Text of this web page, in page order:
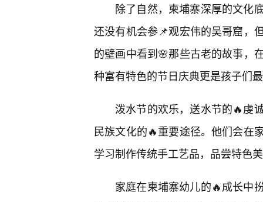
除了自然，柬埔寨深厚的文化
还没有机会参📌观宏伟的吴哥窟，
的壁画中看到🌸那些古老的故事，
种富有特色的节日庆典更是孩子们最
泼水节的欢乐，送水节的🔥虔
民族文化的🔥重要途径。他们会在
学习制作传统手工艺品，品尝特色
家庭在柬埔寨幼儿的🔥成长中